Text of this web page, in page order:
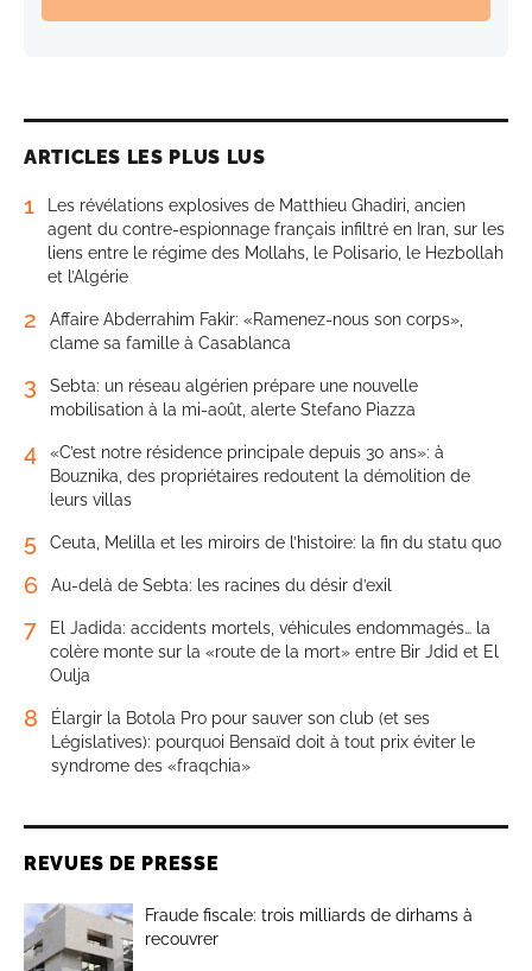
ARTICLES LES PLUS LUS
1
Les révélations explosives de Matthieu Ghadiri, ancien
agent du contre-espionnage français infiltré en Iran, sur les
liens entre le régime des Mollahs, le Polisario, le Hezbollah
et l’Algérie
2
Affaire Abderrahim Fakir: «Ramenez-nous son corps»,
clame sa famille à Casablanca
3
Sebta: un réseau algérien prépare une nouvelle
mobilisation à la mi-août, alerte Stefano Piazza
4
«C’est notre résidence principale depuis 30 ans»: à
Bouznika, des propriétaires redoutent la démolition de
leurs villas
5 Ceuta, Melilla et les miroirs de l’histoire: la fin du statu quo
6 Au-delà de Sebta: les racines du désir d’exil
7
El Jadida: accidents mortels, véhicules endommagés… la
colère monte sur la «route de la mort» entre Bir Jdid et El
Oulja
8
Élargir la Botola Pro pour sauver son club (et ses
Législatives): pourquoi Bensaïd doit à tout prix éviter le
syndrome des «fraqchia»
REVUES DE PRESSE
Fraude fiscale: trois milliards de dirhams à
recouvrer